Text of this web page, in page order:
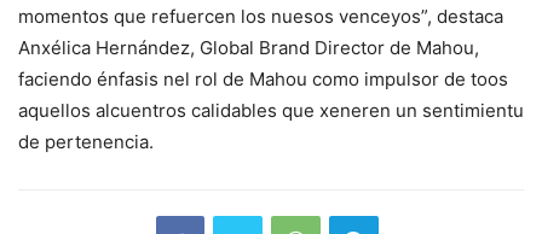
momentos que refuercen los nuesos venceyos”, destaca
Anxélica Hernández, Global Brand Director de Mahou,
faciendo énfasis nel rol de Mahou como impulsor de toos
aquellos alcuentros calidables que xeneren un sentimientu
de pertenencia.